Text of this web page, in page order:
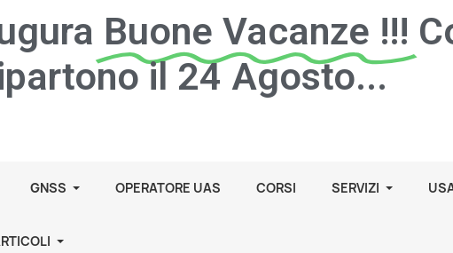
Buone Vacanze !!!
il 24 Agosto...
GNSS OPERATORE UAS CORSI SERVIZI